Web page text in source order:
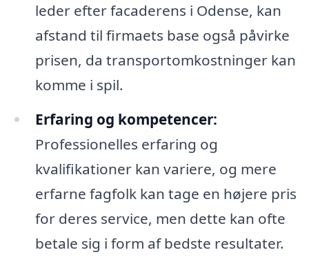
leder efter facaderens i Odense, kan
afstand til firmaets base også påvirke
prisen, da transportomkostninger kan
komme i spil.
Erfaring og kompetencer:
Professionelles erfaring og
kvalifikationer kan variere, og mere
erfarne fagfolk kan tage en højere pris
for deres service, men dette kan ofte
betale sig i form af bedste resultater.